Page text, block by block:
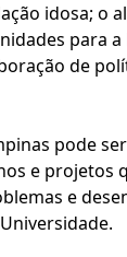
idosa; o
para
de
pode
e projetos
e